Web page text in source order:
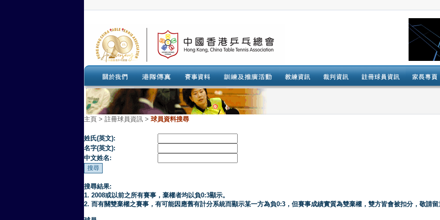
主頁 > 註冊球員資訊 > 球員資料搜尋
姓氏(英文):
名字(英文):
中文姓名:
搜尋結果:
1. 2008或以前之所有賽事，棄權者均以負0:3顯示。
2. 而有關雙棄權之賽事，有可能因應舊有計分系統而顯示某一方為負0:3，但賽事成績實質為雙棄權，雙方皆會被扣分，敬請留